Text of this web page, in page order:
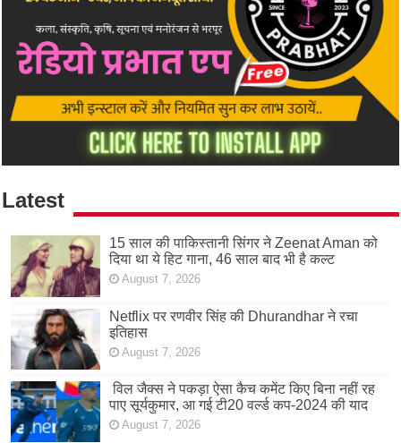
Latest
15 साल की पाकिस्तानी सिंगर ने Zeenat Aman को
दिया था ये हिट गाना, 46 साल बाद भी है कल्ट
August 7, 2026
Netflix पर रणवीर सिंह की Dhurandhar ने रचा
इतिहास
August 7, 2026
विल जैक्स ने पकड़ा ऐसा कैच कमेंट किए बिना नहीं रह
पाए सूर्यकुमार, आ गई टी20 वर्ल्ड कप-2024 की याद
August 7, 2026